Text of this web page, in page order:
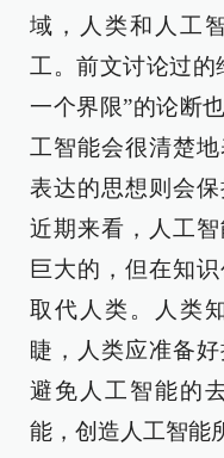
域，人类和人工
工。前文讨论过的
一个界限”的论断
工智能会很清楚
表达的思想则会
近期来看，人工
巨大的，但在知
取代人类。人类
睫，人类应准备
避免人工智能的
能，创造人工智能